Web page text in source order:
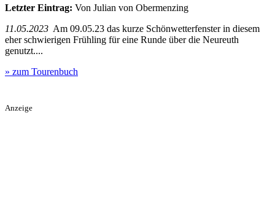
Letzter Eintrag: Von Julian von Obermenzing
11.05.2023 Am 09.05.23 das kurze Schönwetterfenster in diesem
eher schwierigen Frühling für eine Runde über die Neureuth
genutzt....
» zum Tourenbuch
Anzeige